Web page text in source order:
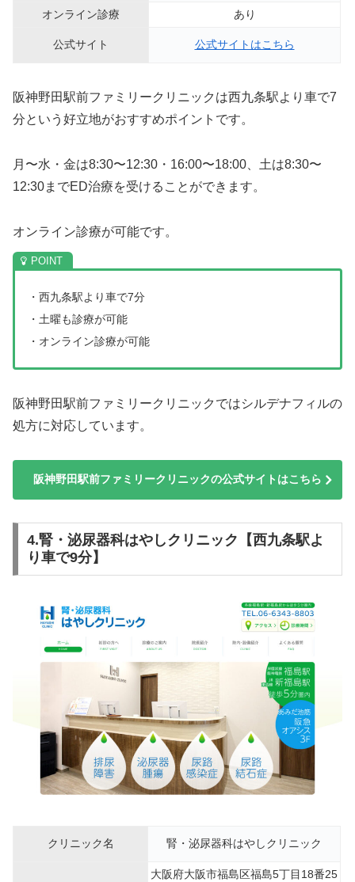
オンライン診療 あり
公式サイト 公式サイトはこちら
阪神野田駅前ファミリークリニックは西九条駅より車で7
分という好立地がおすすめポイントです。
月〜水・金は8:30〜12:30・16:00〜18:00、土は8:30〜
12:30までED治療を受けることができます。
オンライン診療が可能です。
・西九条駅より車で7分
・土曜も診療が可能
・オンライン診療が可能
阪神野田駅前ファミリークリニックではシルデナフィルの
処方に対応しています。
阪神野田駅前ファミリークリニックの公式サイトはこちら
4.腎・泌尿器科はやしクリニック【西九条駅よ
り車で9分】
クリニック名 腎・泌尿器科はやしクリニック
大阪府大阪市福島区福島5丁目18番25